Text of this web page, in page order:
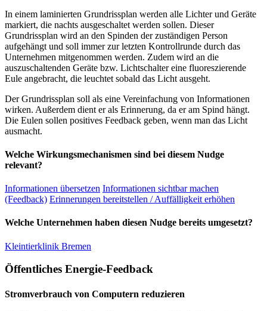
In einem laminierten Grundrissplan werden alle Lichter und Geräte
markiert, die nachts ausgeschaltet werden sollen. Dieser
Grundrissplan wird an den Spinden der zuständigen Person
aufgehängt und soll immer zur letzten Kontrollrunde durch das
Unternehmen mitgenommen werden. Zudem wird an die
auszuschaltenden Geräte bzw. Lichtschalter eine fluoreszierende
Eule angebracht, die leuchtet sobald das Licht ausgeht.
Der Grundrissplan soll als eine Vereinfachung von Informationen
wirken. Außerdem dient er als Erinnerung, da er am Spind hängt.
Die Eulen sollen positives Feedback geben, wenn man das Licht
ausmacht.
Welche Wirkungsmechanismen sind bei diesem Nudge
relevant?
Informationen übersetzen Informationen sichtbar machen
(Feedback) Erinnerungen bereitstellen / Auffälligkeit erhöhen
Welche Unternehmen haben diesen Nudge bereits umgesetzt?
Kleintierklinik Bremen
Öffentliches Energie-Feedback
Stromverbrauch von Computern reduzieren